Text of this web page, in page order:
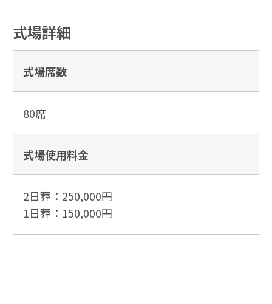
式場詳細
式場席数
80席
式場使用料金
2日葬：250,000円
1日葬：150,000円